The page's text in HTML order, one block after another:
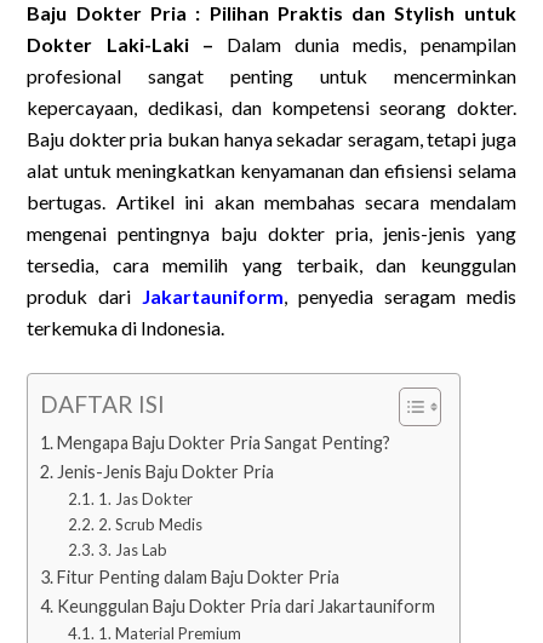
Baju Dokter Pria : Pilihan Praktis dan Stylish untuk
Dokter Laki-Laki – Dalam dunia medis, penampilan
profesional sangat penting untuk mencerminkan
kepercayaan, dedikasi, dan kompetensi seorang dokter.
Baju dokter pria bukan hanya sekadar seragam, tetapi juga
alat untuk meningkatkan kenyamanan dan efisiensi selama
bertugas. Artikel ini akan membahas secara mendalam
mengenai pentingnya baju dokter pria, jenis-jenis yang
tersedia, cara memilih yang terbaik, dan keunggulan
produk dari Jakartauniform, penyedia seragam medis
terkemuka di Indonesia.
DAFTAR ISI
Mengapa Baju Dokter Pria Sangat Penting?
Jenis-Jenis Baju Dokter Pria
1. Jas Dokter
2. Scrub Medis
3. Jas Lab
Fitur Penting dalam Baju Dokter Pria
Keunggulan Baju Dokter Pria dari Jakartauniform
1. Material Premium